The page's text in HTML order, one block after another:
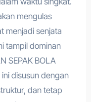
mengulas
menjadi senjata
tampil dominan
SEPAK BOLA
disusun dengan
dan tetap